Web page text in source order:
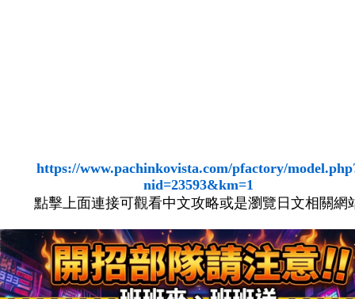
https://www.pachinkovista.com/pfactory/
nid=23593&km=1
點擊上面連接可觀看中文攻略或是瀏覽日文相關網